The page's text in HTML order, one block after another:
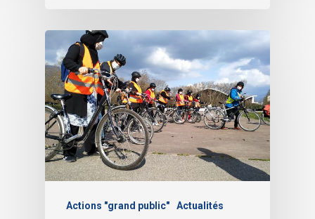
Actions "grand public" Actualités